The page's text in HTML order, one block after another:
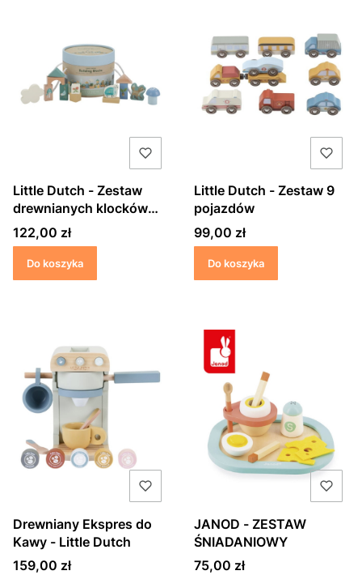
Little Dutch - Zestaw
drewnianych klocków
Forest Friends
Cena
122,00 zł
Do koszyka
Little Dutch - Zestaw 9
pojazdów
Cena
99,00 zł
Do koszyka
Drewniany Ekspres do
Kawy - Little Dutch
Cena
159,00 zł
JANOD - ZESTAW
ŚNIADANIOWY
Cena
75,00 zł